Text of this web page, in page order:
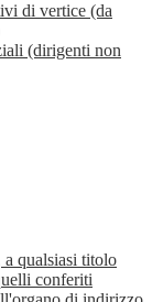
di vertice (da
(dirigenti non
qualsiasi titolo
conferiti